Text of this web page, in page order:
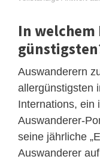
In welchem
Auswanderern
allergünstigsten
Internations, ein
Auswanderer-
seine jährliche
Auswanderer